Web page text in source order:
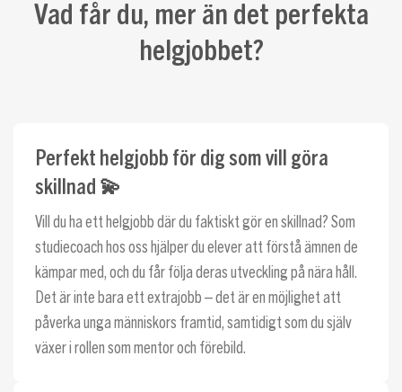
Vad får du, mer än det perfekta
helgjobbet?
Perfekt helgjobb för dig som vill göra
skillnad 💫
Vill du ha ett helgjobb där du faktiskt gör en skillnad? Som
studiecoach hos oss hjälper du elever att förstå ämnen de
kämpar med, och du får följa deras utveckling på nära håll.
Det är inte bara ett extrajobb – det är en möjlighet att
påverka unga människors framtid, samtidigt som du själv
växer i rollen som mentor och förebild.